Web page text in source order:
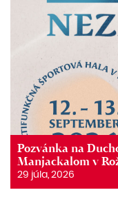
Pozvánka na
Manjackalom v
29 júla, 2026